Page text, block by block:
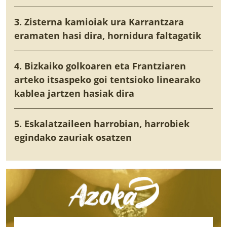
3. Zisterna kamioiak ura Karrantzara
eramaten hasi dira, hornidura faltagatik
4. Bizkaiko golkoaren eta Frantziaren
arteko itsaspeko goi tentsioko linearako
kablea jartzen hasiak dira
5. Eskalatzaileen harrobian, harrobiek
egindako zauriak osatzen